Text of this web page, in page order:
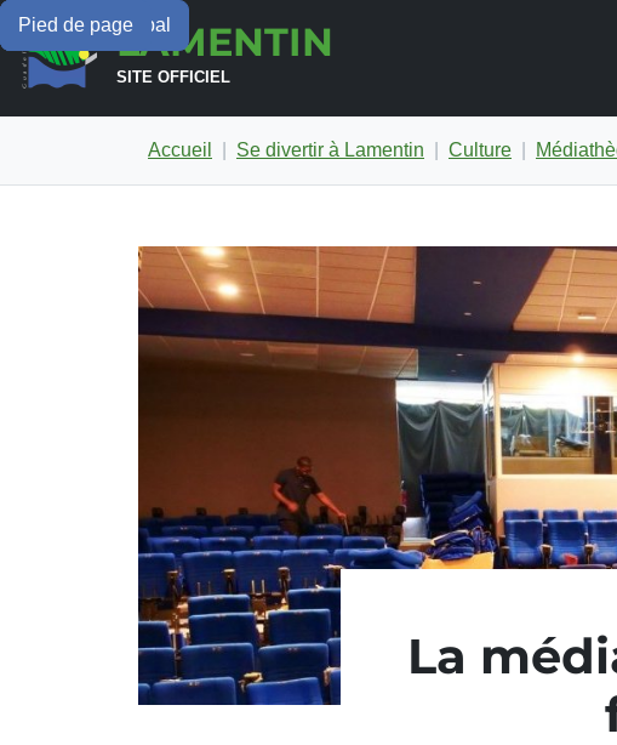
Menu principal
Contenu principal
Pied de pageLAMENTIN
SITE OFFICIEL
Accueil Se divertir à Lamentin Culture
La